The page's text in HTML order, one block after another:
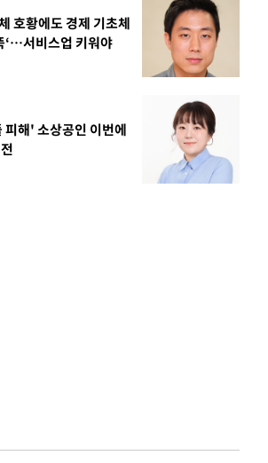
호황에도 경제 기초체
‘…서비스업 키워야
피해' 소상공인 이번에